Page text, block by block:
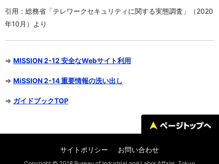
引用：総務省「テレワークセキュリティに関する実態調査」（2020
年10月）より
⇒ MISSION 2-12 安全なWebサイト利用
⇒ MiSSION 2-14 重要情報の洗い出し
⇒ ガイドブックTOP
サイトポリシー お問い合わせ